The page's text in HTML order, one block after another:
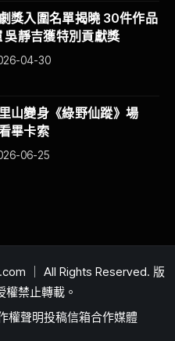
獎入圍名單揭曉 30件作品
吳靜吉獲特別貢獻獎
04-30
山變身《綠野仙蹤》場
畢卡索
06-25
｜ All Rights Reserved. 版
權禁止轉載。
權聲明投稿信箱合作媒體